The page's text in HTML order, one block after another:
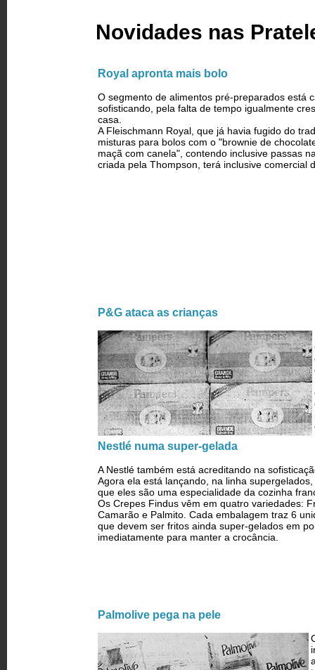
Novidades nas
Royal apronta mais bolo
O segmento de alimentos pré-preparados está
sofisticando, pela falta de tempo igualmente
casa.
A Fleischmann Royal, que já havia fugido do
misturas para bolos com o "brownie de
maçã com canela", contendo inclusive passas
criada pela Thompson, terá inclusive comercial
P&G ataca as crianças
Nestlé numa super-gelada
A Nestlé também está acreditando na
Agora ela está lançando, na linha
que eles são uma especialidade da cozinha
Os Crepes Findus vêm em quatro variedades:
Camarão e Palmito. Cada embalagem traz 6
que devem ser fritos ainda super-gelados em
imediatamente para manter a crocância.
Palmolive pega na pele